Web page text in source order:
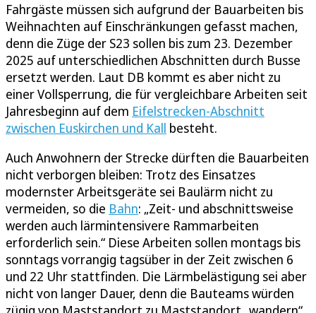
Fahrgäste müssen sich aufgrund der Bauarbeiten bis
Weihnachten auf Einschränkungen gefasst machen,
denn die Züge der S23 sollen bis zum 23. Dezember
2025 auf unterschiedlichen Abschnitten durch Busse
ersetzt werden. Laut DB kommt es aber nicht zu
einer Vollsperrung, die für vergleichbare Arbeiten seit
Jahresbeginn auf dem Eifelstrecken-Abschnitt
zwischen Euskirchen und Kall besteht.
Auch Anwohnern der Strecke dürften die Bauarbeiten
nicht verborgen bleiben: Trotz des Einsatzes
modernster Arbeitsgeräte sei Baulärm nicht zu
vermeiden, so die Bahn: „Zeit- und abschnittsweise
werden auch lärmintensivere Rammarbeiten
erforderlich sein.“ Diese Arbeiten sollen montags bis
sonntags vorrangig tagsüber in der Zeit zwischen 6
und 22 Uhr stattfinden. Die Lärmbelästigung sei aber
nicht von langer Dauer, denn die Bauteams würden